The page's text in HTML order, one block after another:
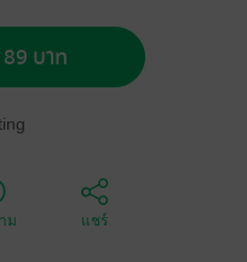
บาท
ม แชร์